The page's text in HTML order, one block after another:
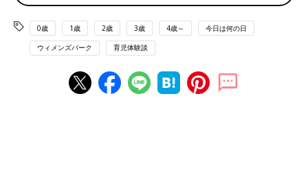
る時に、疲れた…しか思えず、ため息ばかりでドンヨリしてまし
た。するとテレビから、『あなたに…』と流れてきて、それを聞
いてるうちに涙が出ました。いまでもあやす時の歌は小田和正で
す。」
「AIちゃんの『ママへ』です。ライブで、AIちゃんがバーバラさ
ん（AIちゃんのお母さん）にあてて歌ってるの聞いて大号泣しま
0歳 1歳 2歳 3歳 4歳～ 今日は何の日
ウィメンズパーク 育児体験談